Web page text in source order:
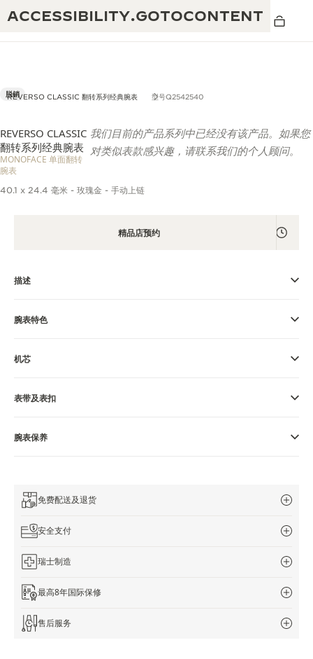
ACCESSIBILITY.GOTOCONTENT
积家国际质保
黄金比例水幕音乐秀
积家REVERSO 1931 CAFÉ
“THE PERPETUAL TIMEKEEPER”展
查看所有活动
190余年
REVERSO CLASSIC 翻转系列经典腕表 型号Q2542540
脱销
REVERSO CLASSIC
翻转系列经典腕表
MONOFACE 单面翻转
腕表
我们目前的产品系列中已经没有该产品。如果您
对类似表款感兴趣，请联系我们的个人顾问。
40.1 x 24.4 毫米 - 玫瑰金 - 手动上链
精品店预约
描述
腕表特色
机芯
表带及表扣
腕表保养
免费配送及退货
安全支付
瑞士制造
最高8年国际保修
售后服务